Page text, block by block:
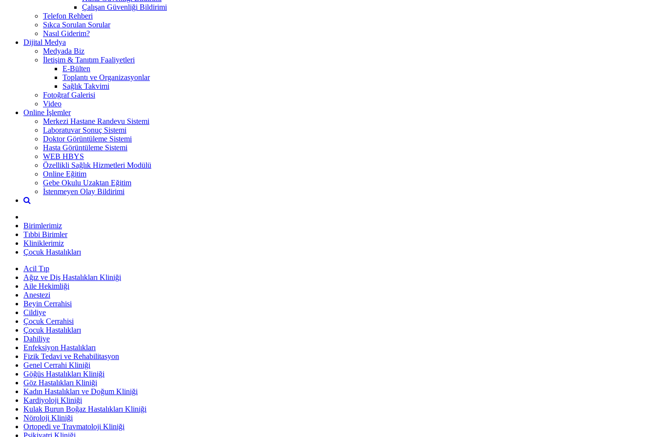
Çalışan Güvenliği Bildirimi
Telefon Rehberi
Sıkca Sorulan Sorular
Nasıl Giderim?
Dijital Medya
Medyada Biz
İletişim & Tanıtım Faaliyetleri
E-Bülten
Toplantı ve Organizasyonlar
Sağlık Takvimi
Fotoğraf Galerisi
Video
Online İşlemler
Merkezi Hastane Randevu Sistemi
Laboratuvar Sonuç Sistemi
Doktor Görüntüleme Sistemi
Hasta Görüntüleme Sistemi
WEB HBYS
Özellikli Sağlık Hizmetleri Modülü
Online Eğitim
Gebe Okulu Uzaktan Eğitim
İstenmeyen Olay Bildirimi
Birimlerimiz
Tıbbi Birimler
Kliniklerimiz
Çocuk Hastalıkları
Acil Tıp
Ağız ve Diş Hastalıkları Kliniği
Aile Hekimliği
Anestezi
Beyin Cerrahisi
Cildiye
Çocuk Cerrahisi
Çocuk Hastalıkları
Dahiliye
Enfeksiyon Hastalıkları
Fizik Tedavi ve Rehabilitasyon
Genel Cerrahi Kliniği
Göğüs Hastalıkları Kliniği
Göz Hastalıkları Kliniği
Kadın Hastalıkları ve Doğum Kliniği
Kardiyoloji Kliniği
Kulak Burun Boğaz Hastalıkları Kliniği
Nöroloji Kliniği
Ortopedi ve Travmatoloji Kliniği
Psikiyatri Kliniği